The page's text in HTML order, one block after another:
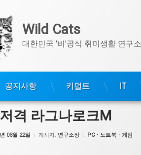
Wild Cats
대한민국 '비'공식 취미생활 연구소
공지사항 키덜트 IT
격 라그나로크M
03월 22일 게시자: 연구소장 카테고리:
PCㆍ노트북ㆍ게임